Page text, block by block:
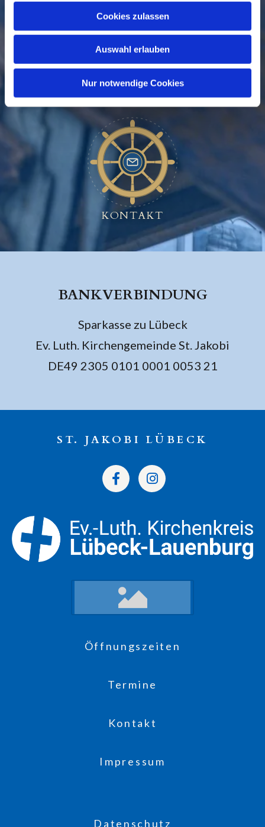
Cookies zulassen
Auswahl erlauben
Nur notwendige Cookies
KONTAKT
BANKVERBINDUNG
Sparkasse zu Lübeck
Ev. Luth. Kirchengemeinde St. Jakobi
DE49 2305 0101 0001 0053 21
ST. JAKOBI LÜBECK
Öffnungszeiten
Termine
Kontakt
Impressum
Datenschutz